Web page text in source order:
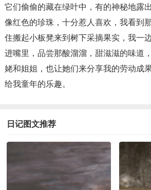
它们偷偷的藏在绿叶中，有的神秘地露
像红色的珍珠，十分惹人喜欢，我看到
住搬起小板凳来到树下采摘果实，我一
进嘴里，品尝那酸溜溜，甜滋滋的味道
姥和姐姐，也让她们来分享我的劳动成
给我童年的乐趣。
日记图文推荐